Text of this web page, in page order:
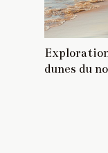
dunes du